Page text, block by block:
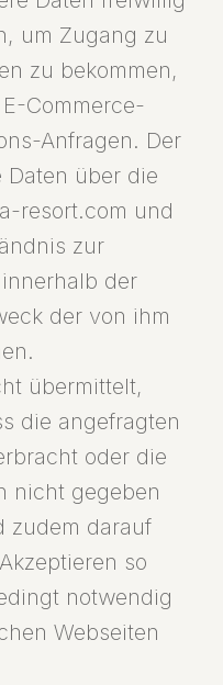
um Zugang zu
zu bekommen,
Commerce-
Anfragen. Der
Daten über die
resort.com und
zur
der
der von ihm
übermittelt,
die angefragten
oder die
nicht gegeben
zudem darauf
so
notwendig
Webseiten